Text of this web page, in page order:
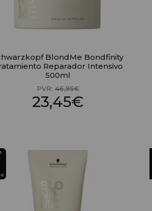
BlondMe Bondfinity
Reparador Intensivo
500ml
PVR:46,95€
23,45€